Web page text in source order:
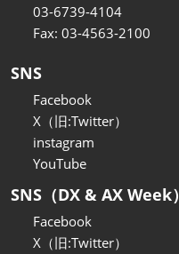
03-6739-4104
Fax: 03-4563-2100
SNS
Facebook
X（旧:Twitter）
instagram
YouTube
SNS（DX & AX Week）
Facebook
X（旧:Twitter）